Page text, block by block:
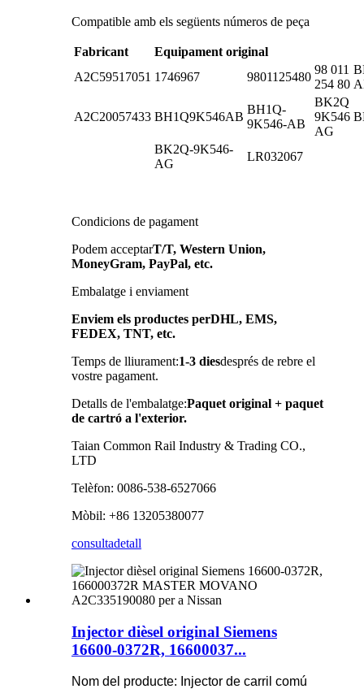
Compatible amb els següents números de peça
Fabricant
Equipament original
A2C59517051 1746967 9801125480
98 011
254 80
A2C20057433 BH1Q9K546AB
BH1Q-
9K546-AB
BK2Q
9K546
AG
BK2Q-9K546-
AG
LR032067
Condicions de pagament
Podem acceptarT/T, Western Union,
MoneyGram, PayPal, etc.
Embalatge i enviament
Enviem els productes perDHL, EMS,
FEDEX, TNT, etc.
Temps de lliurament:1-3 diesdesprés de rebre el
vostre pagament.
Detalls de l'embalatge:Paquet original + paquet
de cartró a l'exterior.
Taian Common Rail Industry & Trading CO.,
LTD
Telèfon: 0086-538-6527066
Mòbil: +86 13205380077
consultadetall
Injector dièsel original Siemens
16600-0372R, 16600037...
Nom del producte: Injector de carril comú